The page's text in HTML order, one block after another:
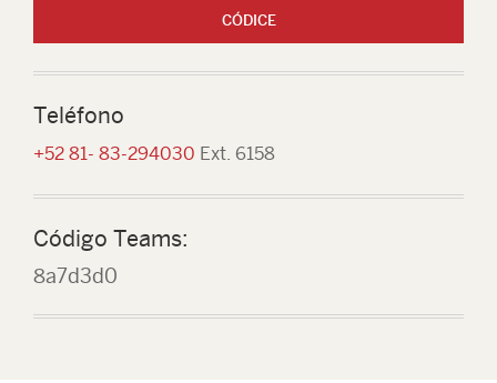
CÓDICE
Teléfono
+52 81- 83-294030 Ext. 6158
Código Teams:
8a7d3d0